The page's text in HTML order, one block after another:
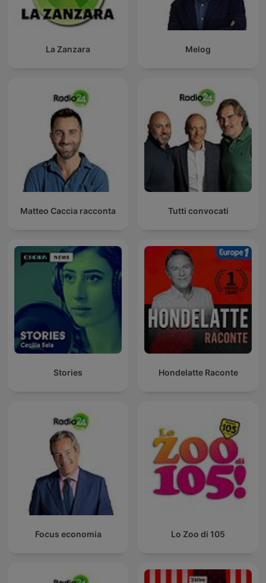
La Zanzara Melog
Matteo Caccia racconta Tutti convocati
Stories Hondelatte Raconte
Focus economia Lo Zoo di 105